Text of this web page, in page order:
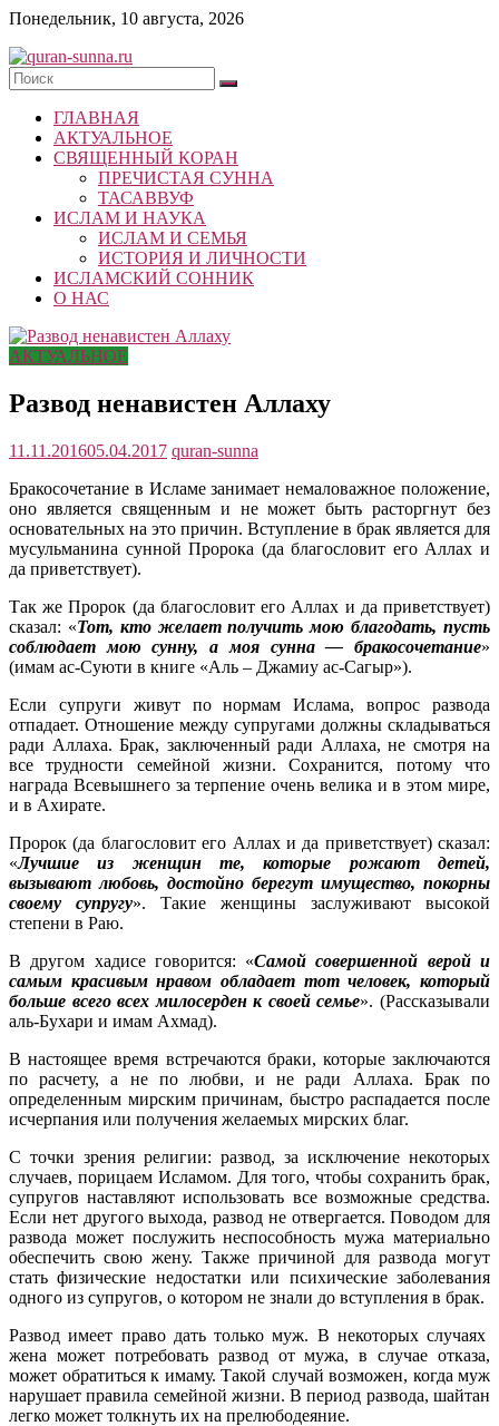
Skip
content
Понедельник, 10 августа, 2026
quran-
sunna.ru
«Центр
исследований
Республики
Татарстан
ГЛАВНАЯ
АКТУАЛЬНОЕ
СВЯЩЕННЫЙ КОРАН
ПРЕЧИСТАЯ СУННА
ТАСАВВУФ
ИСЛАМ И НАУКА
ИСЛАМ И СЕМЬЯ
ИСТОРИЯ И ЛИЧНОСТИ
ИСЛАМСКИЙ СОННИК
О НАС
АКТУАЛЬНОЕ
Развод ненавистен Аллаху
11.11.201605.04.2017 quran-sunna
Бракосочетание в Исламе занимает немаловажное положение,
оно является священным и не может быть расторгнут без
основательных на это причин. Вступление в брак является для
мусульманина сунной Пророка (да благословит его Аллах и
да приветствует).
Так же Пророк (да благословит его Аллах и да приветствует)
сказал: «Тот, кто желает получить мою благодать, пусть
соблюдает мою сунну, а моя сунна — бракосочетание»
(имам ас-Суюти в книге «Аль – Джамиу ас-Сагыр»).
Если супруги живут по нормам Ислама, вопрос развода
отпадает. Отношение между супругами должны складываться
ради Аллаха. Брак, заключенный ради Аллаха, не смотря на
все трудности семейной жизни. Сохранится, потому что
награда Всевышнего за терпение очень велика и в этом мире,
и в Ахирате.
Пророк (да благословит его Аллах и да приветствует) сказал:
«Лучшие из женщин те, которые рожают детей,
вызывают любовь, достойно берегут имущество, покорны
своему супругу». Такие женщины заслуживают высокой
степени в Раю.
В другом хадисе говорится: «Самой совершенной верой и
самым красивым нравом обладает тот человек, который
больше всего всех милосерден к своей семье». (Рассказывали
аль-Бухари и имам Ахмад).
В настоящее время встречаются браки, которые заключаются
по расчету, а не по любви, и не ради Аллаха. Брак по
определенным мирским причинам, быстро распадается после
исчерпания или получения желаемых мирских благ.
С точки зрения религии: развод, за исключение некоторых
случаев, порицаем Исламом. Для того, чтобы сохранить брак,
супругов наставляют использовать все возможные средства.
Если нет другого выхода, развод не отвергается. Поводом для
развода может послужить неспособность мужа материально
обеспечить свою жену. Также причиной для развода могут
стать физические недостатки или психические заболевания
одного из супругов, о котором не знали до вступления в брак.
Развод имеет право дать только муж. В некоторых случаях
жена может потребовать развод от мужа, в случае отказа,
может обратиться к имаму. Такой случай возможен, когда муж
нарушает правила семейной жизни. В период развода, шайтан
легко может толкнуть их на прелюбодеяние.